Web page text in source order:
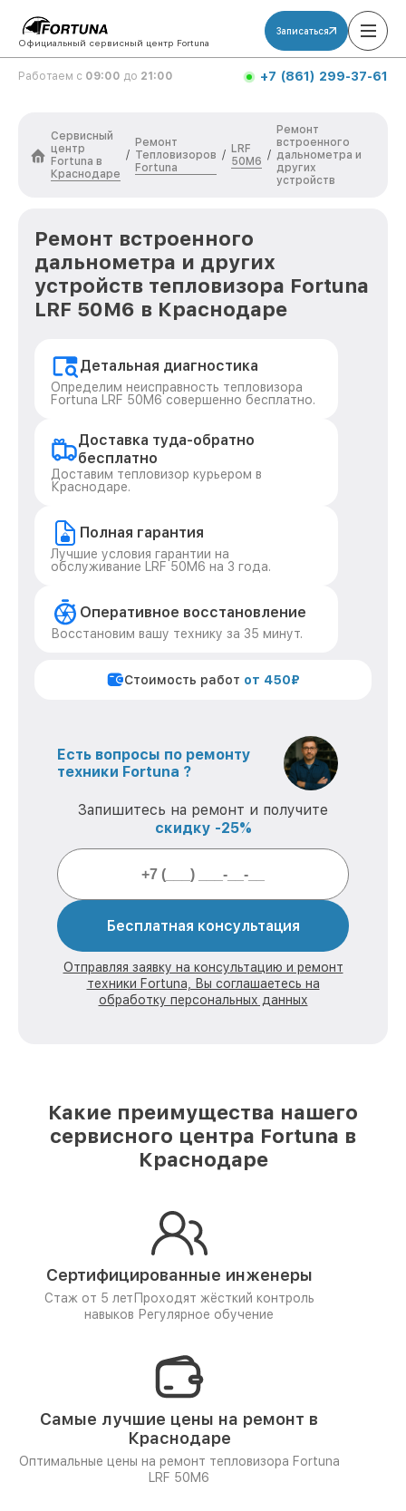
Официальный сервисный центр Fortuna
Записаться
Работаем с 09:00 до 21:00 +7 (861) 299-37-61
Сервисный
центр
Fortuna в
Краснодаре
/
Ремонт
Тепловизоров
Fortuna
/
LRF
50M6 /
Ремонт
встроенного
дальнометра и
других
устройств
Ремонт встроенного
дальнометра и других
устройств тепловизора Fortuna
LRF 50M6 в Краснодаре
Детальная диагностика
Определим неисправность тепловизора
Fortuna LRF 50M6 совершенно бесплатно.
Доставка туда-обратно
бесплатно
Доставим тепловизор курьером в
Краснодаре.
Полная гарантия
Лучшие условия гарантии на
обслуживание LRF 50M6 на 3 года.
Оперативное восстановление
Восстановим вашу технику за 35 минут.
Стоимость работ от 450₽
Есть вопросы по ремонту
техники Fortuna ?
Запишитесь на ремонт и получите
скидку -25%
Бесплатная консультация
Отправляя заявку на консультацию и ремонт
техники Fortuna, Вы соглашаетесь на
обработку персональных данных
Какие преимущества нашего
сервисного центра Fortuna в
Краснодаре
Сертифицированные инженеры
Стаж от 5 лет Проходят жёсткий контроль
навыков Регулярное обучение
Самые лучшие цены на ремонт в
Краснодаре
Оптимальные цены на ремонт тепловизора Fortuna
LRF 50M6